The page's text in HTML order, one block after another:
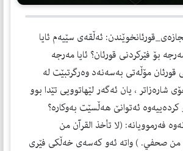
ئه‌ڵقه‌ی سێیه‌م ئایا
بۆ فێركردنی قورئان؟ ئایا مه‌رجه‌
قورئان مۆڵه‌تی به‌سه‌نه‌د وه‌رگرتبێت له‌
شاره‌زاتر ، یان ئه‌گه‌ر لێهاتوویی تێدا بوو
ئه‌توانێ هه‌ڵسێت به‌وكاره‌؟
فه‌رموویانه‌: (لا تأخذ القرآن من
من صحفي. ) واته‌ ئه‌و كه‌سه‌ی خه‌ڵكی فێری